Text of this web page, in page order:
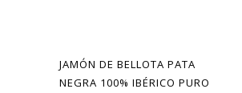
JAMÓN DE BELLOTA PATA
NEGRA 100% IBÉRICO PURO